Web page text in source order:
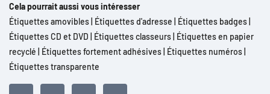
Cela pourrait aussi vous intéresser
Étiquettes amovibles Étiquettes d'adresse Étiquettes badges
Étiquettes CD et DVD
Étiquettes classeurs Étiquettes en papier
recyclé
Étiquettes fortement adhésives Étiquettes numéros
Étiquettes transparente